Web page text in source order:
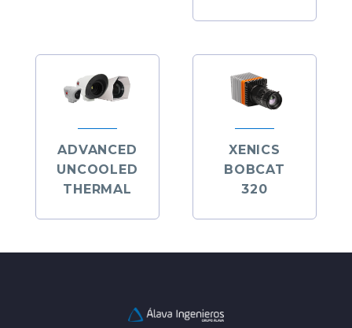
ADVANCED
UNCOOLED
THERMAL
XENICS
BOBCAT
320